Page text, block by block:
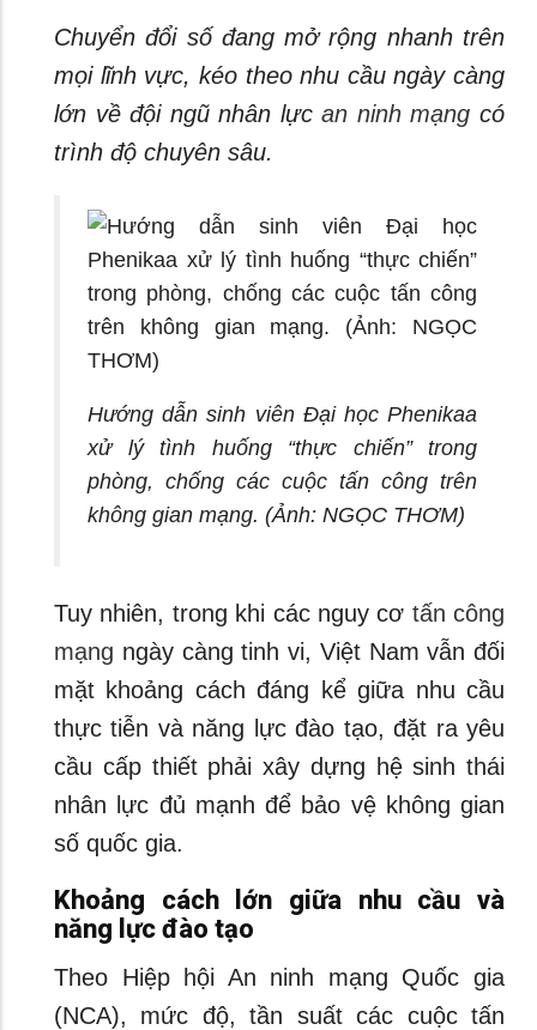
Chuyển đổi số đang mở rộng nhanh trên
mọi lĩnh vực, kéo theo nhu cầu ngày càng
lớn về đội ngũ nhân lựcan ninh mạng có
trình độ chuyên sâu.
Hướng dẫn sinh viên Đại học Phenikaa
xử lý tình huống “thực chiến” trong
phòng, chống các cuộc tấn công trên
không gian mạng. (Ảnh: NGỌC THƠM)
Tuy nhiên, trong khi các nguy cơ tấn công
mạng ngày càng tinh vi, Việt Nam vẫn đối
mặt khoảng cách đáng kể giữa nhu cầu
thực tiễn và năng lực đào tạo, đặt ra yêu
cầu cấp thiết phải xây dựng hệ sinh thái
nhân lực đủ mạnh để bảo vệ không gian
số quốc gia.
Khoảng cách lớn giữa nhu cầu và
năng lực đào tạo
Theo Hiệp hội An ninh mạng Quốc gia
(NCA), mức độ, tần suất các cuộc tấn